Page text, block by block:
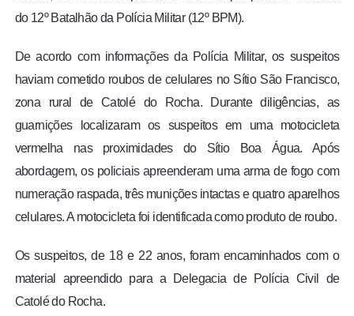
FOTOS
COLUNISTAS
do 12º Batalhão da Polícia Militar (12º BPM).
De acordo com informações da Polícia Militar, os suspeitos
haviam cometido roubos de celulares no Sítio São Francisco,
zona rural de Catolé do Rocha. Durante diligências, as
guarnições localizaram os suspeitos em uma motocicleta
vermelha nas proximidades do Sítio Boa Água. Após
abordagem, os policiais apreenderam uma arma de fogo com
numeração raspada, três munições intactas e quatro aparelhos
celulares. A motocicleta foi identificada como produto de roubo.
Os suspeitos, de 18 e 22 anos, foram encaminhados com o
material apreendido para a Delegacia de Polícia Civil de
Catolé do Rocha.